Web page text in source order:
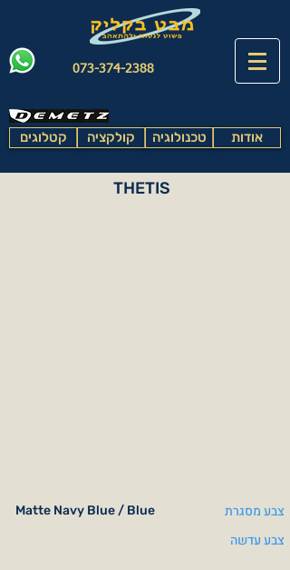
073-374-2388
קטלוגים קולקציה טכנולוגיה אודות
THETIS
Matte Navy Blue / Blue
צבע מסגרת
צבע עדשה